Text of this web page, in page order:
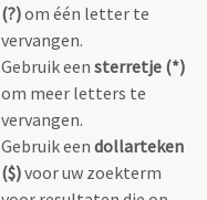
(?)om één letter te
vervangen.
Gebruik een sterretje (*)
om meer letters te
vervangen.
Gebruik een dollarteken
($)voor uw zoekterm